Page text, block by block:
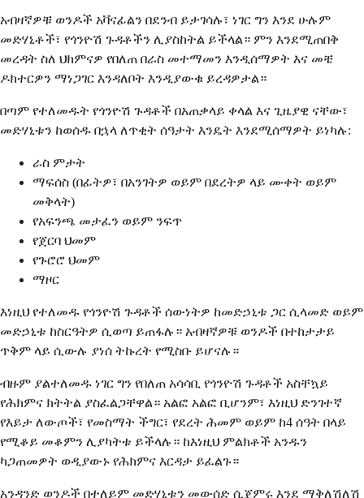
አብዛኛዎቹ ወንዶች አቫናፊልን በደንብ ይታገሳሉ፣ ነገር ግን እንደ ሁሉም
መድሃኒቶች፣ የጎንዮሽ ጉዳቶችን ሊያስከትል ይችላል። ምን እንደሚጠበቅ
መረዳት ስለ ህክምናዎ የበለጠ በራስ መተማመን እንዲሰማዎት እና መቼ
ዶክተርዎን ማነጋገር እንዳለቦት እንዲያውቁ ይረዳዎታል።
በጣም የተለመዱት የጎንዮሽ ጉዳቶች በአጠቃላይ ቀላል እና ጊዜያዊ ናቸው፣
መድሃኒቱን ከወሰዱ በኋላ ለጥቂት ሰዓታት እንዴት እንደሚሰማዎት ይነካሉ:
ራስ ምታት
ማፍሰስ (በፊትዎ፣ በአንገትዎ ወይም በደረትዎ ላይ ሙቀት ወይም
መቅላት)
የአፍንጫ መታፈን ወይም ንፍጥ
የጀርባ ህመም
የጉሮሮ ህመም
ማዞር
እነዚህ የተለመዱ የጎንዮሽ ጉዳቶች ሰውነትዎ ከመድኃኒቱ ጋር ሲላመድ ወይም
መድኃኒቱ ከስርዓትዎ ሲወጣ ይጠፋሉ። አብዛኛዎቹ ወንዶች በተከታታይ
ጥቅም ላይ ሲውሉ ያነሰ ትኩረት የሚስቡ ይሆናሉ።
ብዙም ያልተለመዱ ነገር ግን የበለጠ አሳሳቢ የጎንዮሽ ጉዳቶች አስቸኳይ
የሕክምና ክትትል ያስፈልጋቸዋል። አልፎ አልፎ ቢሆንም፣ እነዚህ ድንገተኛ
የእይታ ለውጦች፣ የመስማት ችግር፣ የደረት ሕመም ወይም ከ4 ሰዓት በላይ
የሚቆይ መቆምን ሊያካትቱ ይችላሉ። ከእነዚህ ምልክቶች አንዱን
ካጋጠመዎት ወዲያውኑ የሕክምና እርዳታ ይፈልጉ።
አንዳንድ ወንዶች በተለይም መድሃኒቱን መውሰድ ሲጀምሩ እንደ ማቅለሽለሽ